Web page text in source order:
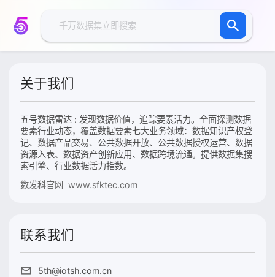
关于我们
五号数据雷达 : 发现数据价值，追踪要素活力。全面探测数据
要素行业动态，覆盖数据要素七大业务领域：数据知识产权登
记、数据产品交易、公共数据开放、公共数据授权运营、数据
资源入表、数据资产创新应用、数据跨境流通。提供数据集搜
索引擎、行业数据活力指数。
数发科官网 www.sfktec.com
联系我们
5th@iotsh.com.cn